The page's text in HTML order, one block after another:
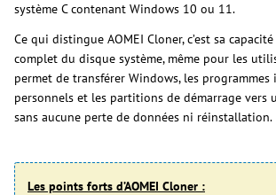
système C contenant Windows 10 ou 11.
Ce qui distingue AOMEI Cloner, c’est sa
complet du disque système, même pour les
permet de transférer Windows, les programmes
personnels et les partitions de démarrage vers
sans aucune perte de données ni réinstallation.
Les points forts d’AOMEI Cloner :